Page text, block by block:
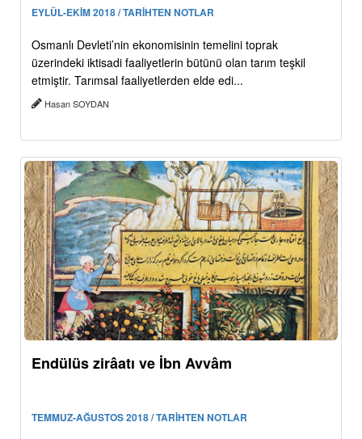
EYLÜL-EKİM 2018 / TARİHTEN NOTLAR
Osmanlı Devleti’nin ekonomisinin temelini toprak
üzerindeki iktisadi faaliyetlerin bütünü olan tarım teşkil
etmiştir. Tarımsal faaliyetlerden elde edi...
Hasan SOYDAN
Endülüs zirâatı ve İbn Avvâm
TEMMUZ-AĞUSTOS 2018 / TARİHTEN NOTLAR